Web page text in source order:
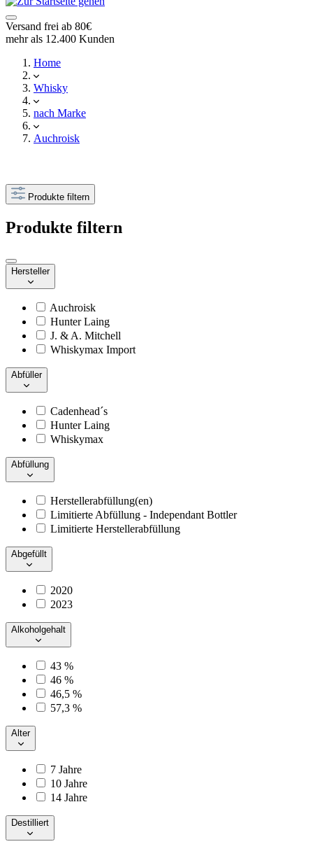
Versand frei ab 80€
mehr als 12.400 Kunden
Home
Whisky
nach Marke
Auchroisk
Produkte filtern
Produkte filtern
Hersteller
Auchroisk
Hunter Laing
J. & A. Mitchell
Whiskymax Import
Abfüller
Cadenhead´s
Hunter Laing
Whiskymax
Abfüllung
Herstellerabfüllung(en)
Limitierte Abfüllung - Independant Bottler
Limitierte Herstellerabfüllung
Abgefüllt
2020
2023
Alkoholgehalt
43 %
46 %
46,5 %
57,3 %
Alter
7 Jahre
10 Jahre
14 Jahre
Destilliert